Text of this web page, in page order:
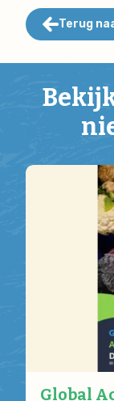
Terug
Global